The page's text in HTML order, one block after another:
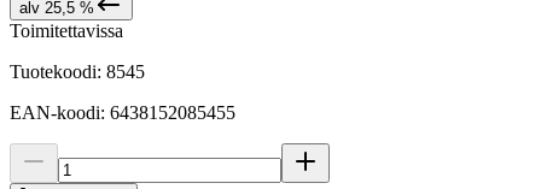
alv 25,5 %
Toimitettavissa
Tuotekoodi: 8545
EAN-koodi: 6438152085455